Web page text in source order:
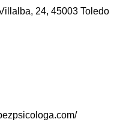
24, 45003 Toledo